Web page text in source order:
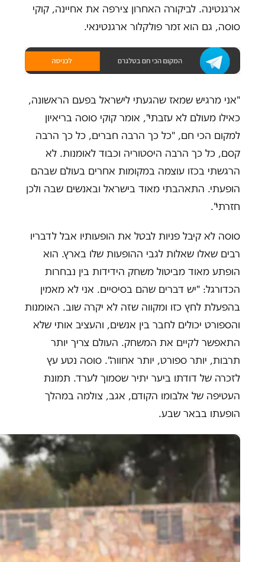
ארגנטינה. לביקורה האחרון צירפה את אחיינה, קוקי
סוסה, גם הוא זמר פולקלור ארגנטינאי.
"אני מרגיש שמאז שהגעתי לישראל בפעם הראשונה,
כאילו מעולם לא עזבתי", אומר קוקי סוסה בריאיון
למקום הכי חם, "כל כך הרבה חברים, כל כך הרבה
קסם, כל כך הרבה היסטוריה וכבוד לאומנות. לא
הרגשתי בכזו עוצמה במקומות אחרים בעולם שבהם
הופעתי. התאהבתי מאוד בישראל ובאנשים שבה ולכן
חזרתי".
סוסה לא קיבל פניות לבטל את הופעותיו אבל לדבריו
רבים שאלו שאלות לגבי ההופעות שלו בארץ. הוא
הופתע מאוד מביטול משחק הידידות בין נבחרות
הכדורגל: "יש דברים שהם בסיסיים. אני לא מאמין
בהפעלת לחץ כזו ומקווה שזה לא יקרה שוב. האומנות
והספורט יכולים לחבר בין אנשים, והעציב אותי שלא
התאפשר לקיים את המשחק. העולם צריך יותר
תרבות, יותר ספורט, יותר אחווה". סוסה נטע עץ
לזכרה של דודתו ביער יתיר שסמוך לערד. תמונת
העטיפה של אלבומו הקודם, אגב, צולמה במהלך
הופעתו בבאר שבע.